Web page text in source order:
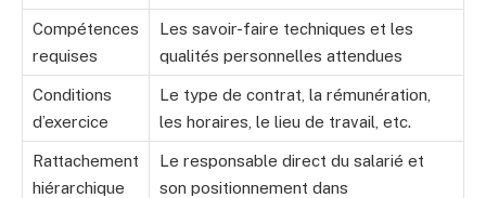
Compétences
requises
Les savoir-faire techniques et les
qualités personnelles attendues
Conditions
d’exercice
Le type de contrat, la rémunération,
les horaires, le lieu de travail, etc.
Rattachement
hiérarchique
Le responsable direct du salarié et
son positionnement dans